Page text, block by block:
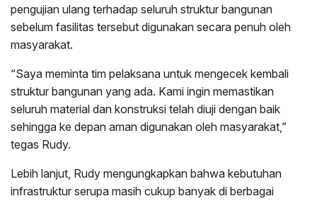
pengujian ulang terhadap seluruh struktur bangunan
sebelum fasilitas tersebut digunakan secara penuh oleh
masyarakat.
“Saya meminta tim pelaksana untuk mengecek kembali
struktur bangunan yang ada. Kami ingin memastikan
seluruh material dan konstruksi telah diuji dengan baik
sehingga ke depan aman digunakan oleh masyarakat,”
tegas Rudy.
Lebih lanjut, Rudy mengungkapkan bahwa kebutuhan
infrastruktur serupa masih cukup banyak di berbagai